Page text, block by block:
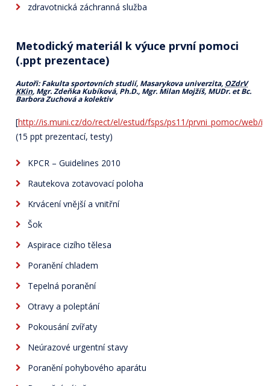
zdravotnická záchranná služba
Metodický materiál k výuce první pomoci
(.ppt prezentace)
Autoři: Fakulta sportovních studií, Masarykova univerzita, OZdrV
KKin, Mgr. Zdeňka Kubíková, Ph.D., Mgr. Milan Mojžíš, MUDr. et Bc.
Barbora Zuchová a kolektiv
[http://is.muni.cz/do/rect/el/estud/fsps/ps11/prvni_pomoc/web/
(15 ppt prezentací, testy)
KPCR – Guidelines 2010
Rautekova zotavovací poloha
Krvácení vnější a vnitřní
Šok
Aspirace cizího tělesa
Poranění chladem
Tepelná poranění
Otravy a poleptání
Pokousání zvířaty
Neúrazové urgentní stavy
Poranění pohybového aparátu